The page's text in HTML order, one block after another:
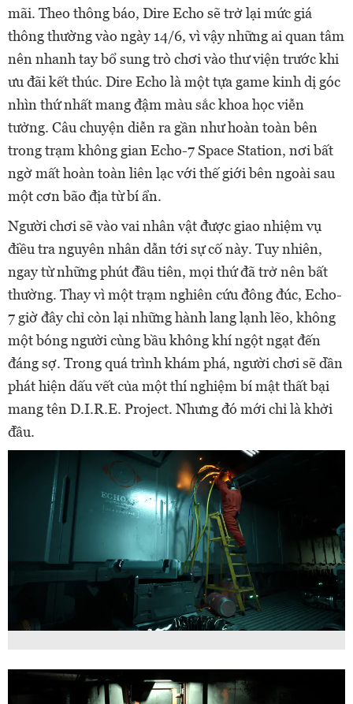
mãi. Theo thông báo, Dire Echo sẽ trở lại mức giá
thông thường vào ngày 14/6, vì vậy những ai quan tâm
nên nhanh tay bổ sung trò chơi vào thư viện trước khi
ưu đãi kết thúc. Dire Echo là một tựa game kinh dị góc
nhìn thứ nhất mang đậm màu sắc khoa học viễn
tưởng. Câu chuyện diễn ra gần như hoàn toàn bên
trong trạm không gian Echo-7 Space Station, nơi bất
ngờ mất hoàn toàn liên lạc với thế giới bên ngoài sau
một cơn bão địa từ bí ẩn.
Người chơi sẽ vào vai nhân vật được giao nhiệm vụ
điều tra nguyên nhân dẫn tới sự cố này. Tuy nhiên,
ngay từ những phút đầu tiên, mọi thứ đã trở nên bất
thường. Thay vì một trạm nghiên cứu đông đúc, Echo-
7 giờ đây chỉ còn lại những hành lang lạnh lẽo, không
một bóng người cùng bầu không khí ngột ngạt đến
đáng sợ. Trong quá trình khám phá, người chơi sẽ dần
phát hiện dấu vết của một thí nghiệm bí mật thất bại
mang tên D.I.R.E. Project. Nhưng đó mới chỉ là khởi
đầu.